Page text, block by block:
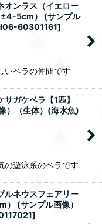
オンラス（イエロー
±4-5cm） (サンプル
60301161]
いベラの仲間です
サガケベラ【1匹】
）（生体）(海水魚)
の遊泳系のベラです
ルネウスフェアリー
(サンプル画像）
]